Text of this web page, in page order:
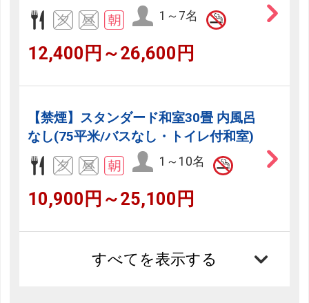
1～7名
12,400円～26,600円
【禁煙】スタンダード和室30畳 内風呂
なし(75平米/バスなし・トイレ付和室)
1～10名
10,900円～25,100円
すべてを表示する